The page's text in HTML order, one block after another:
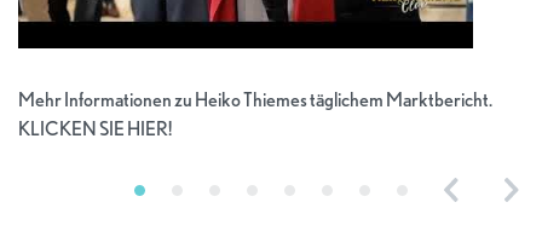
Mehr Informationen zu Heiko Thiemes täglichem Marktbericht.
KLICKEN SIE HIER!
Previous